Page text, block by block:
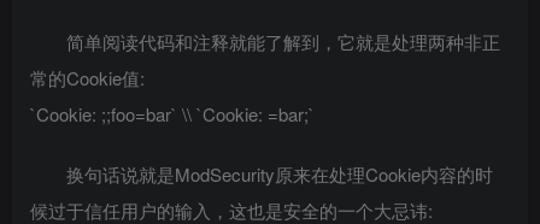
简单阅读代码和注释就能了解到，它就是处理两种非正
常的Cookie值:
`Cookie: ;;foo=bar` \\ `Cookie: =bar;`
换句话说就是ModSecurity原来在处理Cookie内容的时
候过于信任用户的输入，这也是安全的一个大忌讳: